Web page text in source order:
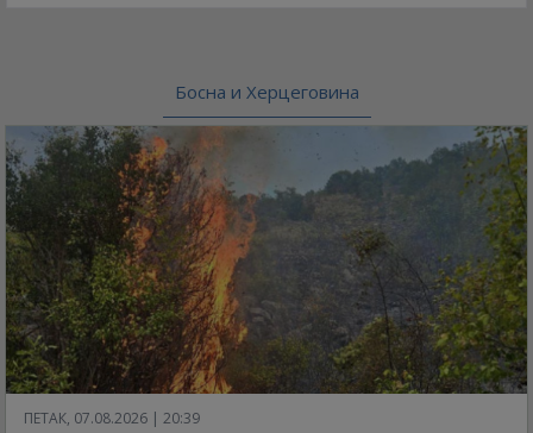
Босна и Херцеговина
ПЕТАК, 07.08.2026 | 20:39